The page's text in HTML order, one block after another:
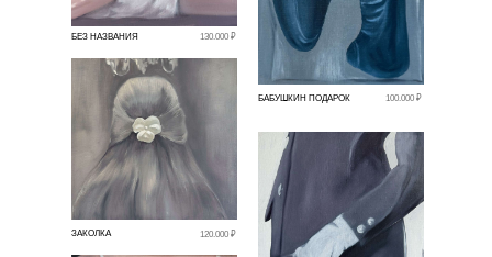
БАБУШКИН ПОДАРОК 100.000 ₽
ЗАКОЛКА 120.000 ₽
БЕЗ НАЗВАНИЯ 130.000 ₽